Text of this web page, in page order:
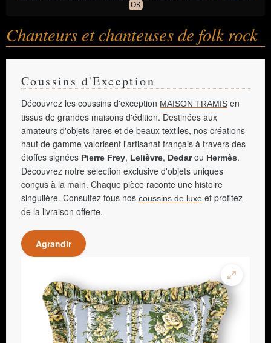
OK
Chanteurs et chanteuses de folk rock
Coussins d'Exception
Découvrez les coussins d'exception MAISON TRAMIS en
tissus de grandes maisons d'édition. Destinées aux
amateurs d'objets rares et de beaux textiles, nos créations
haut de gamme valorisent l'artisanat français à travers des
étoffes signées Pierre Frey, Lelièvre, Dedarou Hermès.
Découvrez notre sélection exclusive d'objets uniques
conçus à la main. Chaque pièce raconte une histoire
singulière. Consultez tous nos coussins de luxe et profitez
de la livraison offerte.
Agrandir